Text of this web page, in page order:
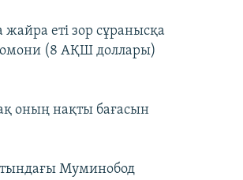
еті зор сұранысқа
(8 АҚШ доллары)
оның нақты бағасын
Муминобод